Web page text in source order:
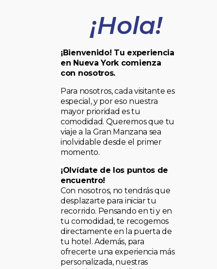
¡Hola!
¡Bienvenido! Tu experiencia
en Nueva York comienza
con nosotros.
Para nosotros, cada visitante es
especial, y por eso nuestra
mayor prioridad es tu
comodidad. Queremos que tu
viaje a la Gran Manzana sea
inolvidable desde el primer
momento.
¡Olvídate de los puntos de
encuentro!
Con nosotros, no tendrás que
desplazarte para iniciar tu
recorrido. Pensando en ti y en
tu comodidad, te recogemos
directamente en la puerta de
tu hotel. Además, para
ofrecerte una experiencia más
personalizada, nuestras